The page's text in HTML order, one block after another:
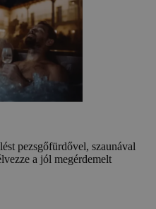
pezsgőfürdővel, szaunával
a jól megérdemelt